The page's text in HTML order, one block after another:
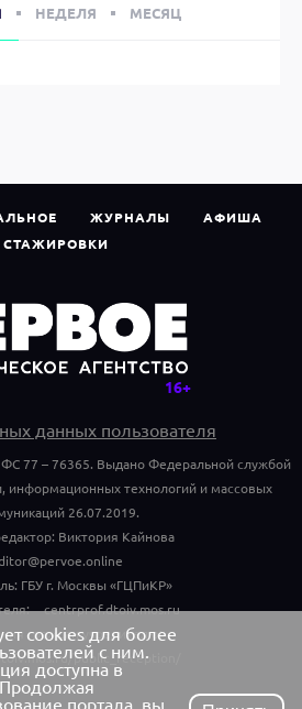
НЕДЕЛЯ МЕСЯЦ
ЖУРНАЛЫ
АФИША
СТАЖИРОВКИ
данных пользователя
77 – 76365. Выдано Федеральной службой
информационных технологий и массовых
26.07.2019.
Виктория Кайнова
ГБУ г. Москвы «ГЦПиКР»
centrprof.dtoiv.mos.ru
граждан учредителю:
public_reception/
cookies для более
с ним.
доступна в
портала, вы